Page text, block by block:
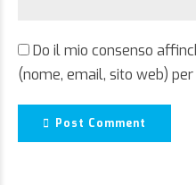
Do il mio consenso
(nome, email, sito web)
Post Comment